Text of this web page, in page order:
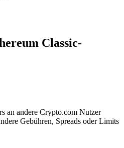
Classic-
an andere Crypto.com Nutzer
Gebühren, Spreads oder Limits